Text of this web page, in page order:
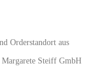
Orderstandort aus
Steiff GmbH